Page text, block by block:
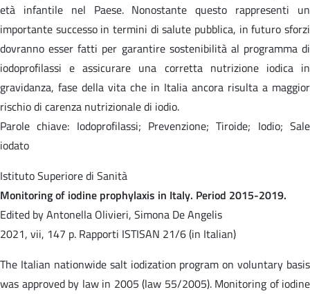
età infantile nel Paese. Nonostante questo rappresenti un
importante successo in termini di salute pubblica, in futuro sforzi
dovranno esser fatti per garantire sostenibilità al programma di
iodoprofilassi e assicurare una corretta nutrizione iodica in
gravidanza, fase della vita che in Italia ancora risulta a maggior
rischio di carenza nutrizionale di iodio.
Parole chiave: Iodoprofilassi; Prevenzione; Tiroide; Iodio; Sale
iodato
Istituto Superiore di Sanità
Monitoring of iodine prophylaxis in Italy. Period 2015-2019.
Edited by Antonella Olivieri, Simona De Angelis
2021, vii, 147 p. Rapporti ISTISAN 21/6 (in Italian)
The Italian nationwide salt iodization program on voluntary basis
was approved by law in 2005 (law 55/2005). Monitoring of iodine